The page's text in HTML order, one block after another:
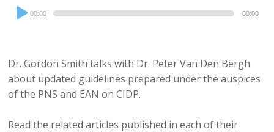
Audio
Player
00:00 00:00
Dr. Gordon Smith talks with Dr. Peter Van Den Bergh
about updated guidelines prepared under the auspices
of the PNS and EAN on CIDP.
Read the related articles published in each of their